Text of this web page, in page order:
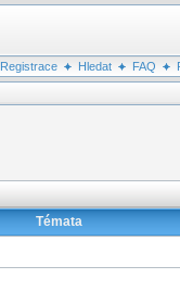
Registrace Hledat FAQ
Témata